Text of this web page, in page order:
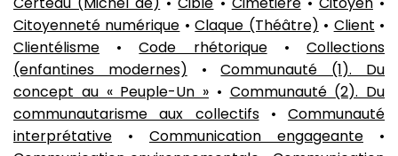
Citoyenneté numérique •Claque (Théâtre) • Client •
Clientélisme •Code rhétorique•Collections
(enfantines modernes) •Communauté (1). Du
concept au « Peuple-Un » • Communauté (2). Du
communautarisme aux collectifs• Communauté
interprétative • Communication engageante •